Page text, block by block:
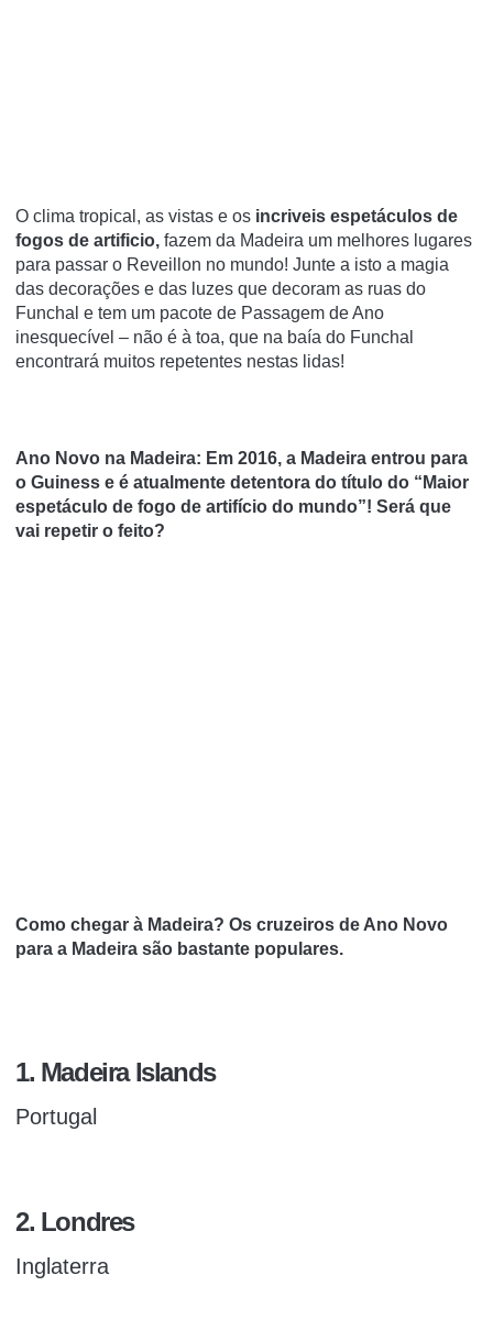
O clima tropical, as vistas e os incriveis espetáculos de
fogos de artificio, fazem da Madeira um melhores lugares
para passar o Reveillon no mundo! Junte a isto a magia
das decorações e das luzes que decoram as ruas do
Funchal e tem um pacote de Passagem de Ano
inesquecível – não é à toa, que na baía do Funchal
encontrará muitos repetentes nestas lidas!
Ano Novo na Madeira: Em 2016, a Madeira entrou para
o Guiness e é atualmente detentora do título do “Maior
espetáculo de fogo de artifício do mundo”! Será que
vai repetir o feito?
Como chegar à Madeira? Os cruzeiros de Ano Novo
para a Madeira são bastante populares.
1. Madeira Islands
Portugal
2. Londres
Inglaterra